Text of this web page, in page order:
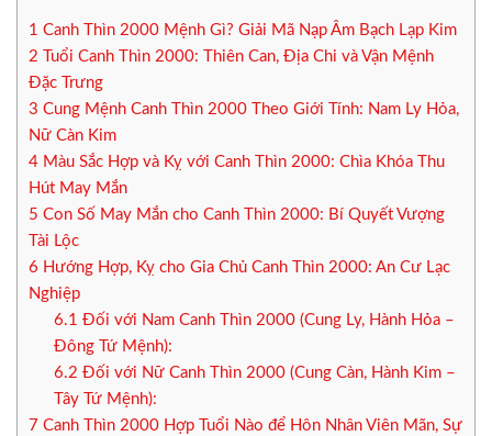
1 Canh Thìn 2000 Mệnh Gì? Giải Mã Nạp Âm Bạch Lạp Kim
2 Tuổi Canh Thìn 2000: Thiên Can, Địa Chi và Vận Mệnh
Đặc Trưng
3 Cung Mệnh Canh Thìn 2000 Theo Giới Tính: Nam Ly Hỏa,
Nữ Càn Kim
4 Màu Sắc Hợp và Kỵ với Canh Thìn 2000: Chìa Khóa Thu
Hút May Mắn
5 Con Số May Mắn cho Canh Thìn 2000: Bí Quyết Vượng
Tài Lộc
6 Hướng Hợp, Kỵ cho Gia Chủ Canh Thìn 2000: An Cư Lạc
Nghiệp
6.1 Đối với Nam Canh Thìn 2000 (Cung Ly, Hành Hỏa –
Đông Tứ Mệnh):
6.2 Đối với Nữ Canh Thìn 2000 (Cung Càn, Hành Kim –
Tây Tứ Mệnh):
7 Canh Thìn 2000 Hợp Tuổi Nào để Hôn Nhân Viên Mãn, Sự